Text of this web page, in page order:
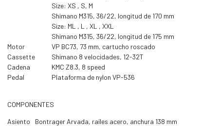
Size: XS , S, M
Shimano M315, 36/22, longitud de 170 mm
Size: ML , L , XL , XXL
Shimano M315, 36/22, longitud de 175 mm
Motor
VP BC73, 73 mm, cartucho roscado
Cassette
Shimano 8 velocidades, 12-32T
Cadena
KMC Z8.3, 8 speed
Pedal
Plataforma de nylon VP-536
COMPONENTES
Asiento
Bontrager Arvada, raíles acero, anchura 138 mm